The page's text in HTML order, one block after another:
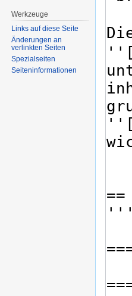
Werkzeuge
Links auf diese Seite
Änderungen an
verlinkten Seiten
Spezialseiten
Seiten­informationen